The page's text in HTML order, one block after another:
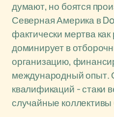
думают, но боятся
Северная Америка в
фактически мертва
доминирует в
организацию,
международный опыт.
квалификаций - стаки
случайные